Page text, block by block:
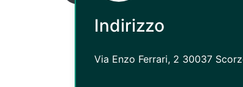
Indirizzo
Via Enzo Ferrari, 2 30037